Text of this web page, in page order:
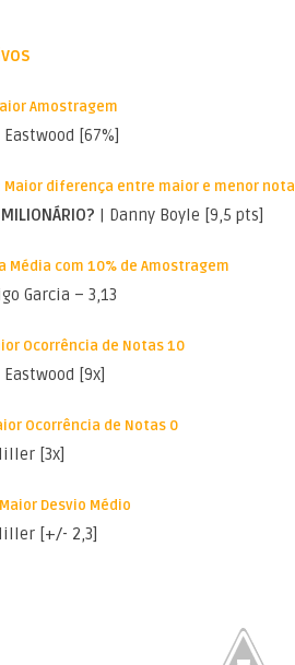
Amostragem
[67%]
Maior diferença entre maior e menor nota
| Danny Boyle [9,5 pts]
Média com 10% de Amostragem
Garcia – 3,13
Ocorrência de Notas 10
[9x]
Ocorrência de Notas 0
[3x]
Desvio Médio
[+/- 2,3]